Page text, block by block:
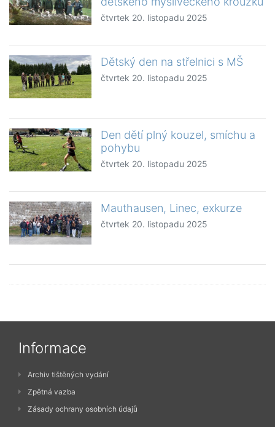
čtvrtek 20. listopadu 2025
Dětský den na střelnici s MŠ
čtvrtek 20. listopadu 2025
Den dětí plný kouzel, smíchu a
pohybu
čtvrtek 20. listopadu 2025
Mauthausen, Linec, exkurze
čtvrtek 20. listopadu 2025
Informace
Archiv tištěných vydání
Zpětná vazba
Zásady ochrany osobních údajů